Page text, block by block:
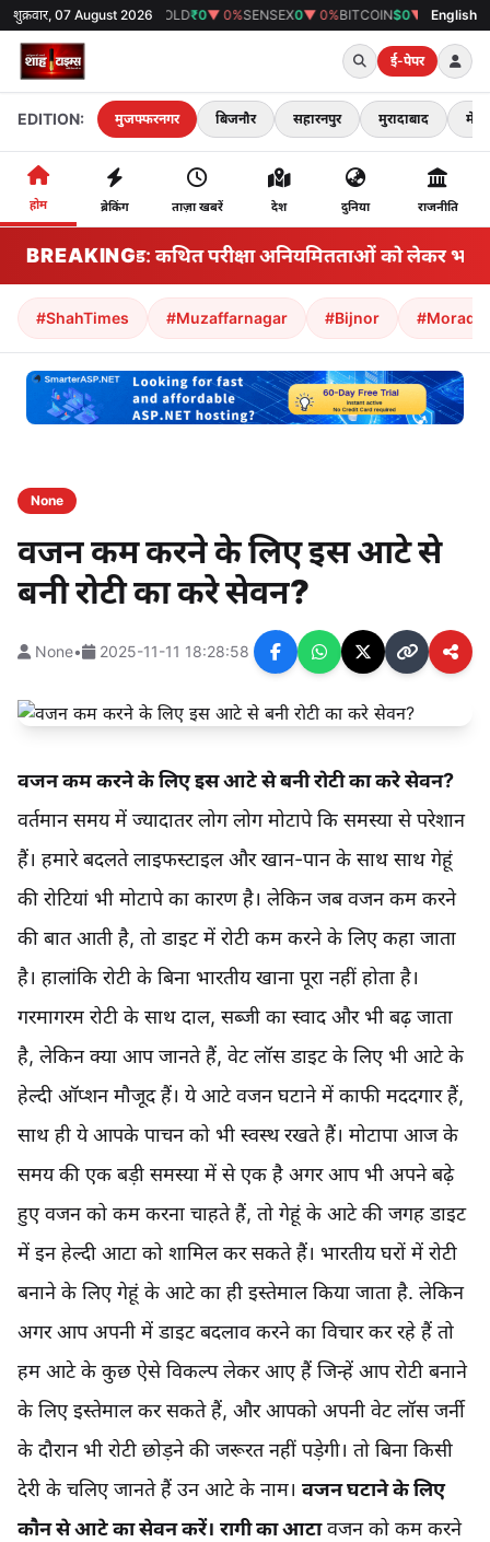
शुक्रवार, 07 August 2026
GOLD₹0▼ 0%SENSEX0▼ 0%BITCOIN $0▼ 0% 38°Cमुजफ्फरनगर
English
ई-पेपर
EDITION: मुजफ्फरनगर बिजनौर सहारनपुर मुरादाबाद मेरठ
होम ब्रेकिंग ताज़ा खबरें देश दुनिया राजनीति
BREAKING
झारखंड: कथित परीक्षा अनियमितताओं को लेकर भारतीय
#ShahTimes #Muzaffarnagar #Bijnor
None
वजन कम करने के लिए इस आटे से
बनी रोटी का करे सेवन?
None• 2025-11-11 18:28:58
वजन कम करने के लिए इस आटे से बनी रोटी का करे सेवन?
वर्तमान समय में ज्यादातर लोग लोग मोटापे कि समस्या से परेशान
हैं। हमारे बदलते लाइफस्टाइल और खान-पान के साथ साथ गेहूं
की रोटियां भी मोटापे का कारण है। लेकिन जब वजन कम करने
की बात आती है, तो डाइट में रोटी कम करने के लिए कहा जाता
है। हालांकि रोटी के बिना भारतीय खाना पूरा नहीं होता है।
गरमागरम रोटी के साथ दाल, सब्जी का स्वाद और भी बढ़ जाता
है, लेकिन क्या आप जानते हैं, वेट लॉस डाइट के लिए भी आटे के
हेल्दी ऑप्शन मौजूद हैं। ये आटे वजन घटाने में काफी मददगार हैं,
साथ ही ये आपके पाचन को भी स्वस्थ रखते हैं। मोटापा आज के
समय की एक बड़ी समस्या में से एक है अगर आप भी अपने बढ़े
हुए वजन को कम करना चाहते हैं, तो गेहूं के आटे की जगह डाइट
में इन हेल्दी आटा को शामिल कर सकते हैं। भारतीय घरों में रोटी
बनाने के लिए गेहूं के आटे का ही इस्तेमाल किया जाता है. लेकिन
अगर आप अपनी में डाइट बदलाव करने का विचार कर रहे हैं तो
हम आटे के कुछ ऐसे विकल्प लेकर आए हैं जिन्हें आप रोटी बनाने
के लिए इस्तेमाल कर सकते हैं, और आपको अपनी वेट लॉस जर्नी
के दौरान भी रोटी छोड़ने की जरूरत नहीं पड़ेगी। तो बिना किसी
देरी के चलिए जानते हैं उन आटे के नाम। वजन घटाने के लिए
कौन से आटे का सेवन करें। रागी का आटावजन को कम करने